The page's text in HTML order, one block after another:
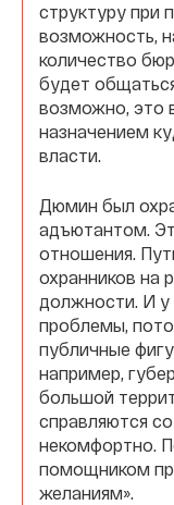
структуру при
возможность,
количество
будет
возможно, это
назначением
власти.
Дюмин был
адъютантом.
отношения.
охранников на
должности. И у
проблемы,
публичные
например,
большой
справляются
некомфортно.
помощником
желаниям».